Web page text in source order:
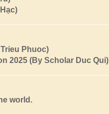
Phuoc)
2025 (By Scholar Duc Qui)
world.